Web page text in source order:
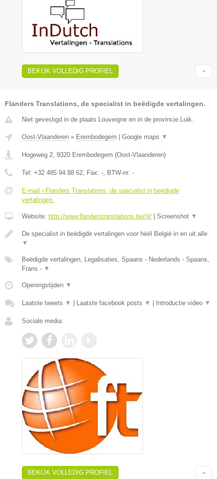
BEKIJK VOLLEDIG PROFIEL
Flanders Translations, de specialist in beëdigde vertalingen.
Niet gevestigd in de plaats Louveigne en in de provincie Luik.
Oost-Vlaanderen » Erembodegem | Google maps ▼
Hogeweg 2 9320 Erembodegem (Oost-Vlaanderen)
Tel: +32 485 94 88 62 , Fax: - , BTW-nr: -
E-mail › Flanders Translations, de specialist in beëdigde
vertalingen.
Website: http://www.flanderstranslations.be/nl/ | Screenshot ▼
De specialist in beëdigde vertalingen voor héél België in en uit alle
▼
Beëdigde vertalingen, Legalisaties, Spaans - Nederlands - Spaans,
Frans - ▼
Openingstijden ▼
Laatste tweets ▼ | Laatste facebook posts ▼ | Introductie video ▼
Sociale media:
BEKIJK VOLLEDIG PROFIEL